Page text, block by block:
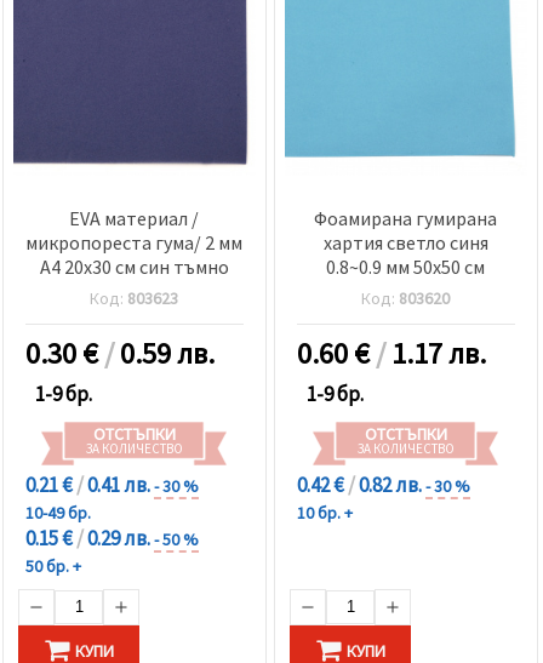
EVA материал /
микропореста гума/ 2 мм
А4 20x30 см син тъмно
Код: 803623
0.30€/0.59 лв.
1-9 бр.
ОТСТЪПКИ
ЗА КОЛИЧЕСТВО
0.21 €/0.41 лв.- 30 %
10-49 бр.
0.15 €/0.29 лв.- 50 %
50 бр. +
КУПИ
Фоамирана гумирана
хартия светло синя
0.8~0.9 мм 50x50 см
Код: 803620
0.60€/1.17 лв.
1-9 бр.
ОТСТЪПКИ
ЗА КОЛИЧЕСТВО
0.42 €/0.82 лв.- 30 %
10 бр. +
КУПИ